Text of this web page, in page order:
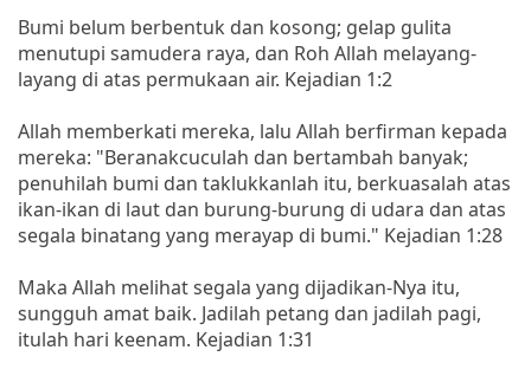
Bumi belum berbentuk dan kosong; gelap gulita
menutupi samudera raya, dan Roh Allah melayang-
layang di atas permukaan air. Kejadian 1:2
Allah memberkati mereka, lalu Allah berfirman kepada
mereka: "Beranakcuculah dan bertambah banyak;
penuhilah bumi dan taklukkanlah itu, berkuasalah atas
ikan-ikan di laut dan burung-burung di udara dan atas
segala binatang yang merayap di bumi." Kejadian 1:28
Maka Allah melihat segala yang dijadikan-Nya itu,
sungguh amat baik. Jadilah petang dan jadilah pagi,
itulah hari keenam. Kejadian 1:31